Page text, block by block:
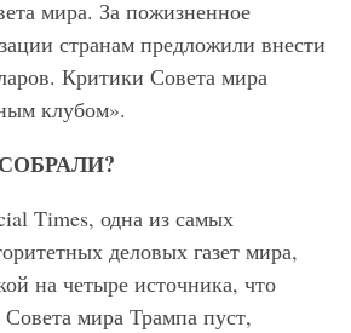
мира. За пожизненное
странам предложили внести
Критики Совета мира
клубом».
Times, одна из самых
деловых газет мира,
на четыре источника, что
мира Трампа пуст,